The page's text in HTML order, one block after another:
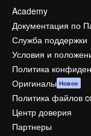
Academy
Документация по
Служба поддержки
Условия и
Политика
Оригиналы Новое
Политика файлов
Центр доверия
Партнеры